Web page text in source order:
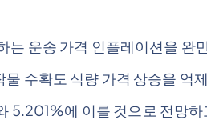
운송 가격 인플레이션을 완
물 수확도 식량 가격 상승을
5.201%에 이를 것으로 전망하